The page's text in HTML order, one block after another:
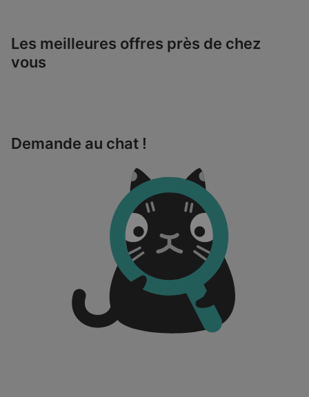
Les meilleures offres près de chez
vous
Demande au chat !